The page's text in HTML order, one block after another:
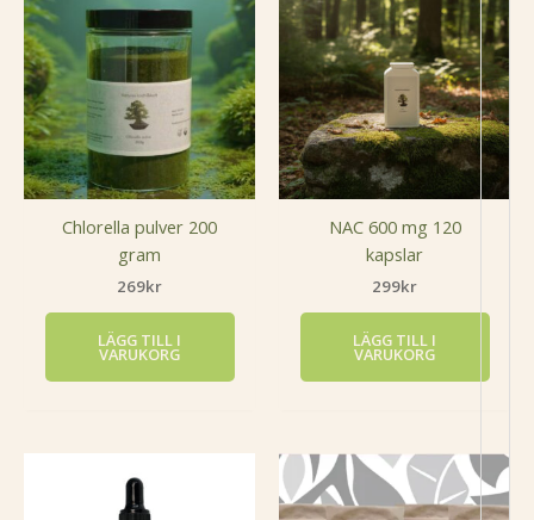
Chlorella pulver 200
gram
269kr
LÄGG TILL I
VARUKORG
NAC 600 mg 120
kapslar
299kr
LÄGG TILL I
VARUKORG